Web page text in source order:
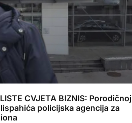
CVJETA BIZNIS: Porodičnoj
policijska agencija za